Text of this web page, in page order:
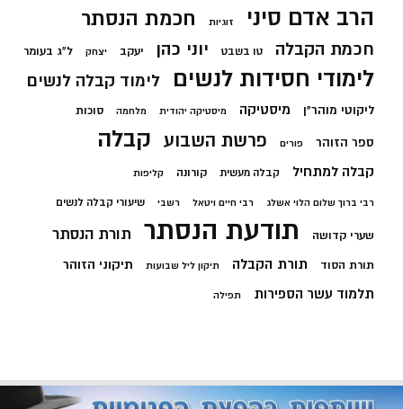
הרב אדם סיני זוגיות חכמת הנסתר
חכמת הקבלה טו בשבט יוני כהן יעקב יצחק ל"ג בעומר
לימודי חסידות לנשים לימוד קבלה לנשים
ליקוטי מוהר"ן מיסטיקה מיסטיקה יהודית מלחמה סוכות
ספר הזוהר פורים פרשת השבוע קבלה
קבלה למתחיל קבלה מעשית קורונה קליפות
רבי ברוך שלום הלוי אשלג רבי חיים ויטאל רשבי שיעורי קבלה לנשים
שערי קדושה תודעת הנסתר תורת הנסתר
תורת הסוד תורת הקבלה תיקון ליל שבועות תיקוני הזוהר
תלמוד עשר הספירות תפילה